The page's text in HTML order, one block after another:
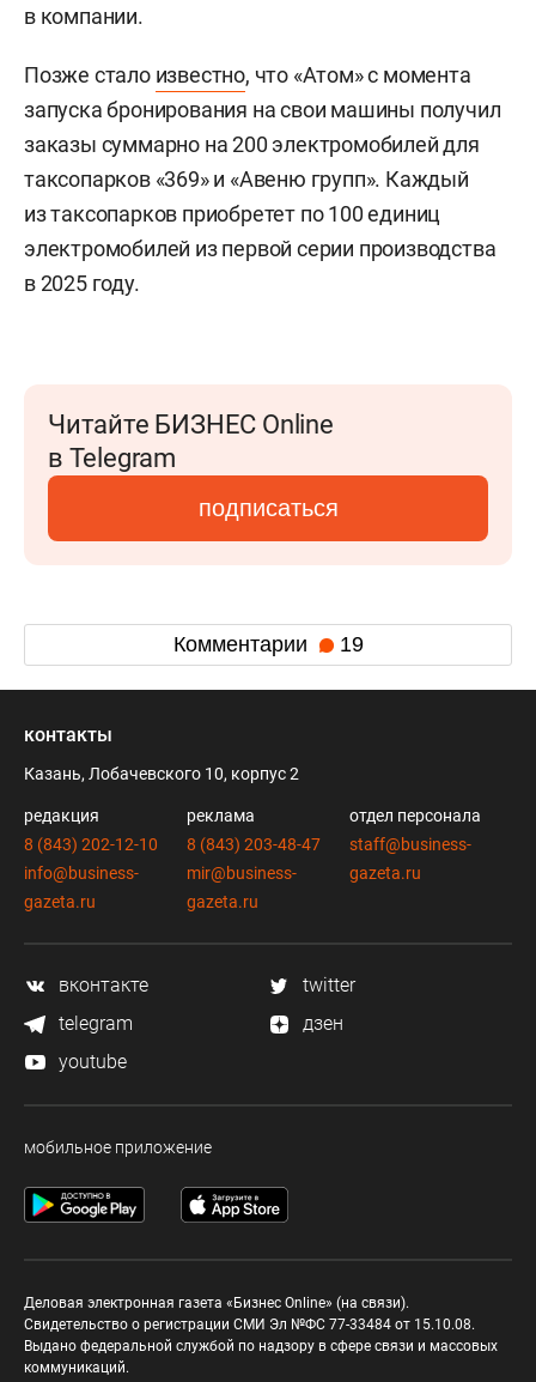
в компании.
Позже стало известно, что «Атом» с момента
запуска бронирования на свои машины получил
заказы суммарно на 200 электромобилей для
таксопарков «369» и «Авеню групп». Каждый
из таксопарков приобретет по 100 единиц
электромобилей из первой серии производства
в 2025 году.
Читайте БИЗНЕС Online
в Telegram
подписаться
Комментарии 19
контакты
Казань, Лобачевского 10, корпус 2
редакция
8 (843) 202-12-10
info@business-
gazeta.ru
реклама
8 (843) 203-48-47
mir@business-
gazeta.ru
отдел персонала
staff@business-
gazeta.ru
вконтакте
twitter
telegram
дзен
youtube
мобильное приложение
Деловая электронная газета «Бизнес Online» (на связи).
Свидетельство о регистрации СМИ Эл №ФС 77-33484 от 15.10.08.
Выдано федеральной службой по надзору в сфере связи и массовых
коммуникаций.